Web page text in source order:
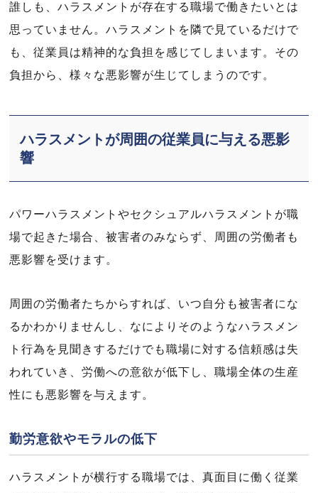
誰しも、ハラスメントが存在する職場で働きたいとは
思っていません。ハラスメントを隣で見ているだけで
も、従業員は精神的な負担を感じてしまいます。その
負担から、様々な悪影響が生じてしまうのです。
ハラスメントが周囲の従業員に与える悪影
響
パワーハラスメントやセクシュアルハラスメントが職
場で起きた場合、被害者のみならず、周囲の労働者も
悪影響を受けます。
周囲の労働者たちからすれば、いつ自分も被害者にな
るかわかりませんし、なによりそのようなハラスメン
ト行為を見聞きするだけでも職場に対する信頼感は失
われていき、労働への意欲が低下し、職場全体の生産
性にも悪影響を与えます。
勤労意欲やモラルの低下
ハラスメントが横行する職場では、真面目に働く従業